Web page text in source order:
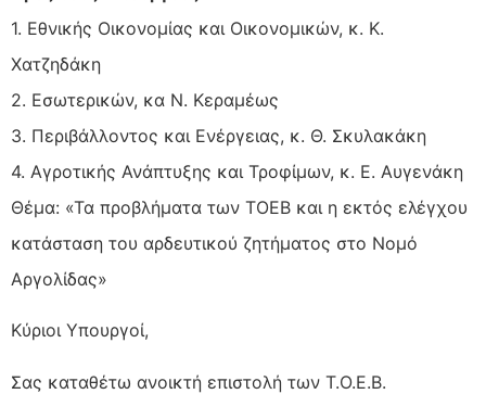
1. Εθνικής Οικονομίας και Οικονομικών, κ. Κ.
Χατζηδάκη
2. Εσωτερικών, κα Ν. Κεραμέως
3. Περιβάλλοντος και Ενέργειας, κ. Θ. Σκυλακάκη
4. Αγροτικής Ανάπτυξης και Τροφίμων, κ. Ε. Αυγενάκη
Θέμα: «Τα προβλήματα των ΤΟΕΒ και η εκτός ελέγχου
κατάσταση του αρδευτικού ζητήματος στο Νομό
Αργολίδας»
Κύριοι Υπουργοί,
Σας καταθέτω ανοικτή επιστολή των Τ.Ο.Ε.Β.